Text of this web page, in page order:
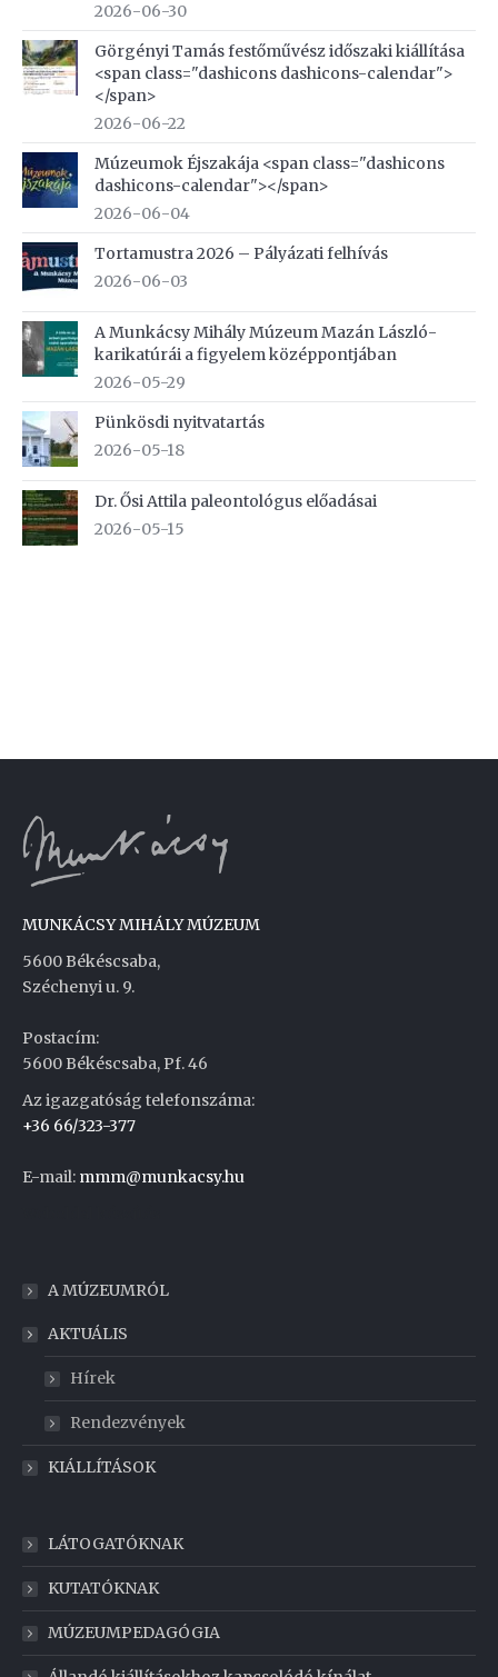
2026-06-30
Görgényi Tamás festőművész időszaki kiállítása
<span class="dashicons dashicons-calendar">
</span>
2026-06-22
Múzeumok Éjszakája <span class="dashicons
dashicons-calendar"></span>
2026-06-04
Tortamustra 2026 – Pályázati felhívás
2026-06-03
A Munkácsy Mihály Múzeum Mazán László-
karikatúrái a figyelem középpontjában
2026-05-29
Pünkösdi nyitvatartás
2026-05-18
Dr. Ősi Attila paleontológus előadásai
2026-05-15
MUNKÁCSY MIHÁLY MÚZEUM
5600 Békéscsaba,
Széchenyi u. 9.
Postacím:
5600 Békéscsaba, Pf. 46
Az igazgatóság telefonszáma:
+36 66/323-377
E-mail: mmm@munkacsy.hu
A MÚZEUMRÓL
AKTUÁLIS
Hírek
Rendezvények
KIÁLLÍTÁSOK
LÁTOGATÓKNAK
KUTATÓKNAK
MÚZEUMPEDAGÓGIA